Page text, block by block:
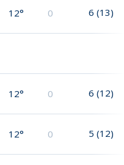
12° 0 6 (13)
12° 0 6 (12)
12° 0 5 (12)